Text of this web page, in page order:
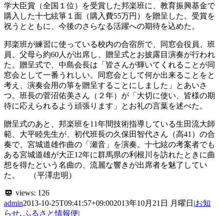
学大臣賞（全国１位）を受賞した邦楽班に、教育振興基金で
購入した十七絃箏１面（購入費55万円）を贈呈した。受賞を
祝うとともに、今後のさらなる活躍への期待を込めた。
邦楽班が練習に使っている校内の合宿所で、同窓会役員、班
員、父母ら約60人が出席し、贈呈式とお披露目演奏が行われ
た。贈呈式で、中島会長は「皆さんが輝いてくれることが同
窓会として一番うれしい。同窓会として何か出来ることをと
考え、演奏会用の箏を贈呈することにしました」とあいさ
つ。班長の菅沼佑美さん（２年）が「大切に使い、皆様の期
待に応えられるよう頑張ります」とお礼の言葉を述べた。
贈呈式のあと、邦楽班を11年間技術指導している生田流大師
範、大平睦先生が、初代班長の久保田智代さん（高41）の合
奏で、宮城道雄作曲の「瀬音」を演奏。十七絃の考案者でも
ある宮城道雄が大正12年に群馬県の利根川を訪れたときに曲
想を得たという名曲の、流麗な響きが出席者を魅了してい
た。 （平澤忠明）
views: 126
admin2013-10-25T09:41:57+09:002013年10月21日 月曜日 |お知
らせ, ふるさと情報便|